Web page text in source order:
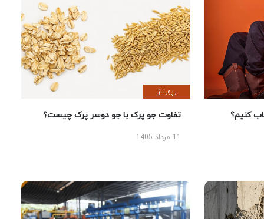
کنیم؟
رپورتاژ
تفاوت جو پرک با جو دوسر پرک چیست؟